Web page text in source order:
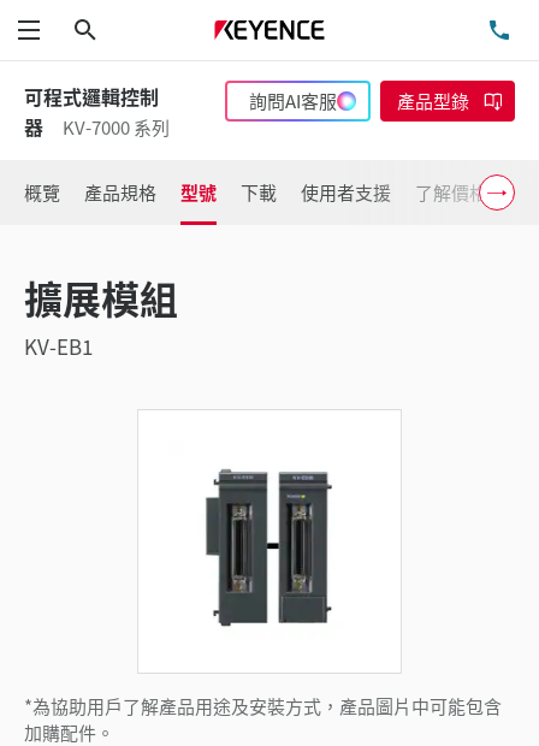
功能表
可程式邏輯控制
器
KV-7000 系列
詢問AI客服 產品型錄
概覽 產品規格 型號 下載 使用者支援 了解價格
擴展模組
KV-EB1
*為協助用戶了解產品用途及安裝方式，產品圖片中可能包含
加購配件。